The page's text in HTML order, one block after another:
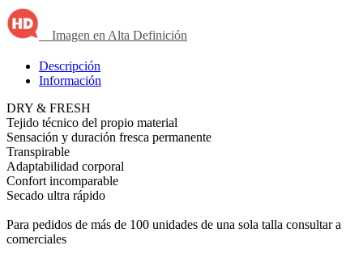
Imagen en Alta Definición
Descripción
Información
DRY & FRESH
Tejido técnico del propio material
Sensación y duración fresca permanente
Transpirable
Adaptabilidad corporal
Confort incomparable
Secado ultra rápido
Para pedidos de más de 100 unidades de una sola talla consultar a
comerciales